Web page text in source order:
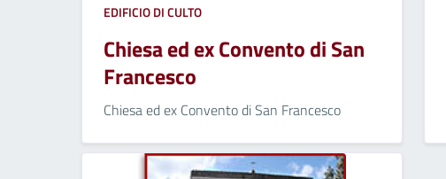
EDIFICIO DI CULTO
Chiesa ed ex Convento di San
Francesco
Chiesa ed ex Convento di San Francesco